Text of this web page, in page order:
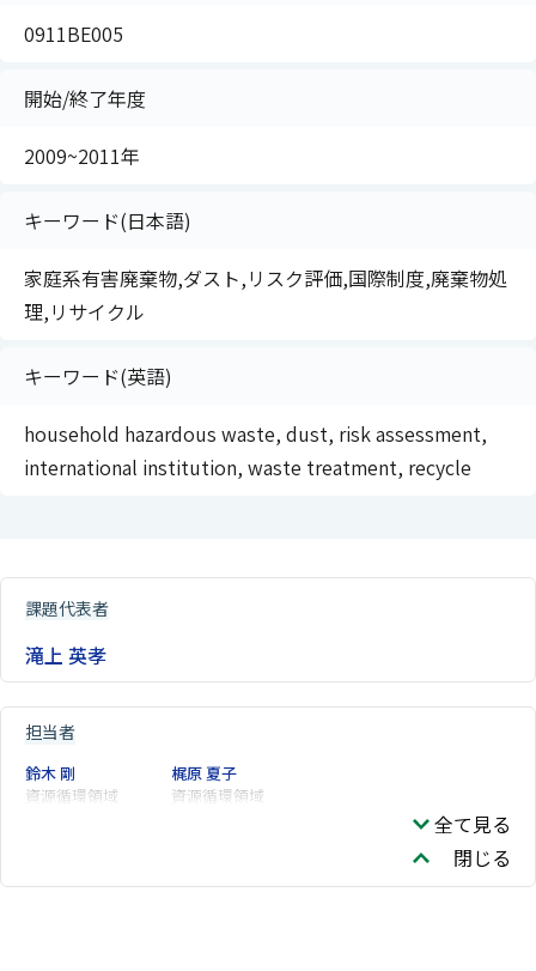
0911BE005
開始/終了年度
2009~2011年
キーワード(日本語)
家庭系有害廃棄物,ダスト,リスク評価,国際制度,廃棄物処
理,リサイクル
キーワード(英語)
household hazardous waste, dust, risk assessment,
international institution, waste treatment, recycle
課題代表者
滝上 英孝
担当者
鈴木 剛
資源循環領域
梶原 夏子
資源循環領域
全て見る
閉じる